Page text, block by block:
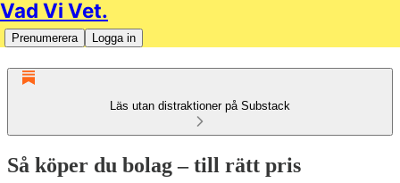
Vad Vi Vet.
Prenumerera Logga in
Läs utan distraktioner på Substack
Så köper du bolag – till rätt pris